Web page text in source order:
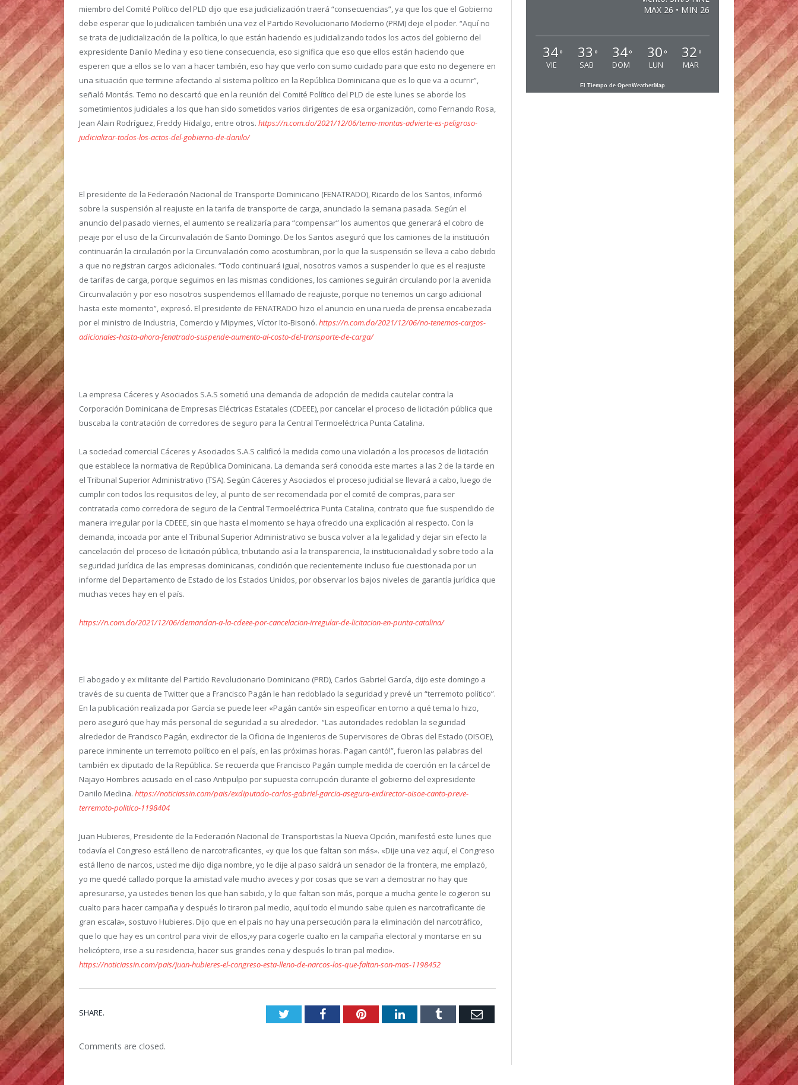
miembro del Comité Político del PLD dijo que esa judicialización traerá “consecuencias”, ya que los que el Gobierno
debe esperar que lo judicialicen también una vez el Partido Revolucionario Moderno (PRM) deje el poder. “Aquí no
se trata de judicialización de la política, lo que están haciendo es judicializando todos los actos del gobierno del
expresidente Danilo Medina y eso tiene consecuencia, eso significa que eso que ellos están haciendo que
esperen que a ellos se lo van a hacer también, eso hay que verlo con sumo cuidado para que esto no degenere en
una situación que termine afectando al sistema político en la República Dominicana que es lo que va a ocurrir”,
señaló Montás. Temo no descartó que en la reunión del Comité Político del PLD de este lunes se aborde los
sometimientos judiciales a los que han sido sometidos varios dirigentes de esa organización, como Fernando Rosa,
Jean Alain Rodríguez, Freddy Hidalgo, entre otros. https://n.com.do/2021/12/06/temo-montas-advierte-es-peligroso-
judicializar-todos-los-actos-del-gobierno-de-danilo/
El presidente de la Federación Nacional de Transporte Dominicano (FENATRADO), Ricardo de los Santos, informó
sobre la suspensión al reajuste en la tarifa de transporte de carga, anunciado la semana pasada. Según el
anuncio del pasado viernes, el aumento se realizaría para “compensar” los aumentos que generará el cobro de
peaje por el uso de la Circunvalación de Santo Domingo. De los Santos aseguró que los camiones de la institución
continuarán la circulación por la Circunvalación como acostumbran, por lo que la suspensión se lleva a cabo debido
a que no registran cargos adicionales. “Todo continuará igual, nosotros vamos a suspender lo que es el reajuste
de tarifas de carga, porque seguimos en las mismas condiciones, los camiones seguirán circulando por la avenida
Circunvalación y por eso nosotros suspendemos el llamado de reajuste, porque no tenemos un cargo adicional
hasta este momento”, expresó. El presidente de FENATRADO hizo el anuncio en una rueda de prensa encabezada
por el ministro de Industria, Comercio y Mipymes, Víctor Ito-Bisonó. https://n.com.do/2021/12/06/no-tenemos-cargos-
adicionales-hasta-ahora-fenatrado-suspende-aumento-al-costo-del-transporte-de-carga/
La empresa Cáceres y Asociados S.A.S sometió una demanda de adopción de medida cautelar contra la
Corporación Dominicana de Empresas Eléctricas Estatales (CDEEE), por cancelar el proceso de licitación pública que
buscaba la contratación de corredores de seguro para la Central Termoeléctrica Punta Catalina.
La sociedad comercial Cáceres y Asociados S.A.S calificó la medida como una violación a los procesos de licitación
que establece la normativa de República Dominicana. La demanda será conocida este martes a las 2 de la tarde en
el Tribunal Superior Administrativo (TSA). Según Cáceres y Asociados el proceso judicial se llevará a cabo, luego de
cumplir con todos los requisitos de ley, al punto de ser recomendada por el comité de compras, para ser
contratada como corredora de seguro de la Central Termoeléctrica Punta Catalina, contrato que fue suspendido de
manera irregular por la CDEEE, sin que hasta el momento se haya ofrecido una explicación al respecto. Con la
demanda, incoada por ante el Tribunal Superior Administrativo se busca volver a la legalidad y dejar sin efecto la
cancelación del proceso de licitación pública, tributando así a la transparencia, la institucionalidad y sobre todo a la
seguridad jurídica de las empresas dominicanas, condición que recientemente incluso fue cuestionada por un
informe del Departamento de Estado de los Estados Unidos, por observar los bajos niveles de garantía jurídica que
muchas veces hay en el país.
https://n.com.do/2021/12/06/demandan-a-la-cdeee-por-cancelacion-irregular-de-licitacion-en-punta-catalina/
El abogado y ex militante del Partido Revolucionario Dominicano (PRD), Carlos Gabriel García, dijo este domingo a
través de su cuenta de Twitter que a Francisco Pagán le han redoblado la seguridad y prevé un “terremoto político”.
En la publicación realizada por García se puede leer «Pagán cantó» sin especificar en torno a qué tema lo hizo,
pero aseguró que hay más personal de seguridad a su alrededor. “Las autoridades redoblan la seguridad
alrededor de Francisco Pagán, exdirector de la Oficina de Ingenieros de Supervisores de Obras del Estado (OISOE),
parece inminente un terremoto político en el país, en las próximas horas. Pagan cantó!”, fueron las palabras del
también ex diputado de la República. Se recuerda que Francisco Pagán cumple medida de coerción en la cárcel de
Najayo Hombres acusado en el caso Antipulpo por supuesta corrupción durante el gobierno del expresidente
Danilo Medina. https://noticiassin.com/pais/exdiputado-carlos-gabriel-garcia-asegura-exdirector-oisoe-canto-preve-
terremoto-politico-1198404
Juan Hubieres, Presidente de la Federación Nacional de Transportistas la Nueva Opción, manifestó este lunes que
todavía el Congreso está lleno de narcotraficantes, «y que los que faltan son más». «Dije una vez aquí, el Congreso
está lleno de narcos, usted me dijo diga nombre, yo le dije al paso saldrá un senador de la frontera, me emplazó,
yo me quedé callado porque la amistad vale mucho aveces y por cosas que se van a demostrar no hay que
apresurarse, ya ustedes tienen los que han sabido, y lo que faltan son más, porque a mucha gente le cogieron su
cualto para hacer campaña y después lo tiraron pal medio, aquí todo el mundo sabe quien es narcotraficante de
gran escala», sostuvo Hubieres. Dijo que en el país no hay una persecución para la eliminación del narcotráfico,
que lo que hay es un control para vivir de ellos,»y para cogerle cualto en la campaña electoral y montarse en su
helicóptero, irse a su residencia, hacer sus grandes cena y después lo tiran pal medio».
https://noticiassin.com/pais/juan-hubieres-el-congreso-esta-lleno-de-narcos-los-que-faltan-son-mas-1198452
SHARE. TwitterFacebookPinterestLinkedInTumblr Email
Comments are closed.
MAX 26 • MIN 26
34°
VIE
33 °
SAB
34°
DOM
30 °
LUN
32 °
MAR
El Tiempo de OpenWeatherMap